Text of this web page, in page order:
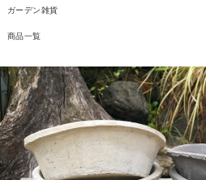
乱形石
レンガ
化粧砂利・玉砂
利
ピンコロ
舗石・板石・タ
ガーデン雑貨
商品一覧